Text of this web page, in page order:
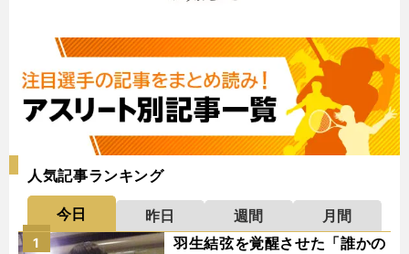
人気記事ランキング
今日 昨日 週間
月間
羽生結弦を覚醒させた「誰かの
1